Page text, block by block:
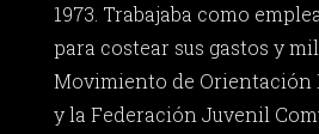
1973. Trabajaba como
para costear sus gastos y
Movimiento de Orientación
y la Federación Juvenil